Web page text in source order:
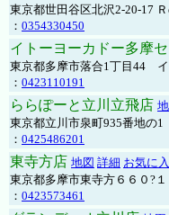
東京都世田谷区北沢2-20-17
： 0354330450
イトーヨーカドー多摩
東京都多摩市落合1丁目44
： 0423110191
ららぽーと立川立飛店
東京都立川市泉町935番地の
： 0425486201
東寺方店 地図 詳細 お気に
東京都多摩市東寺方６６０?
： 0423573461